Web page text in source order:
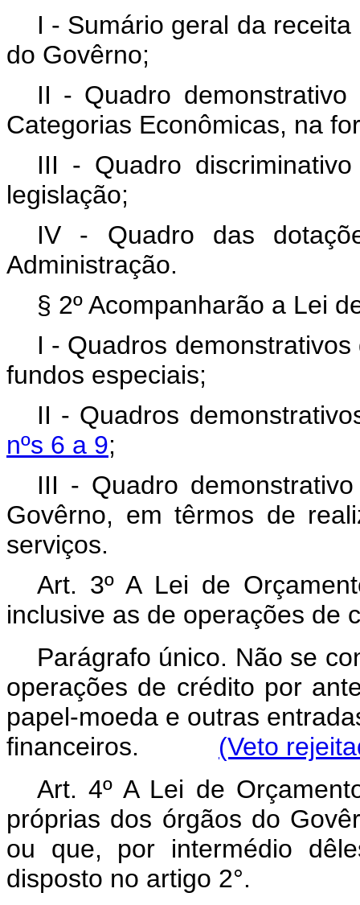
I - Sumário geral da
do Govêrno;
II - Quadro
Categorias Econômicas, na
III - Quadro
legislação;
IV - Quadro das
Administração.
§ 2º Acompanharão a Lei
I - Quadros
fundos especiais;
II - Quadros
nºs 6 a 9;
III - Quadro
Govêrno, em têrmos de
serviços.
Art. 3º A Lei de
inclusive as de operações de
Parágrafo único. Não se
operações de crédito por
papel-moeda e outras
financeiros. (Veto
Art. 4º A Lei de
próprias dos órgãos do
ou que, por intermédio
disposto no artigo 2°.